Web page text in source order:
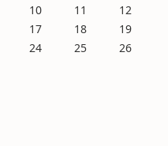
10 11
12
17 18
19
24 25
26